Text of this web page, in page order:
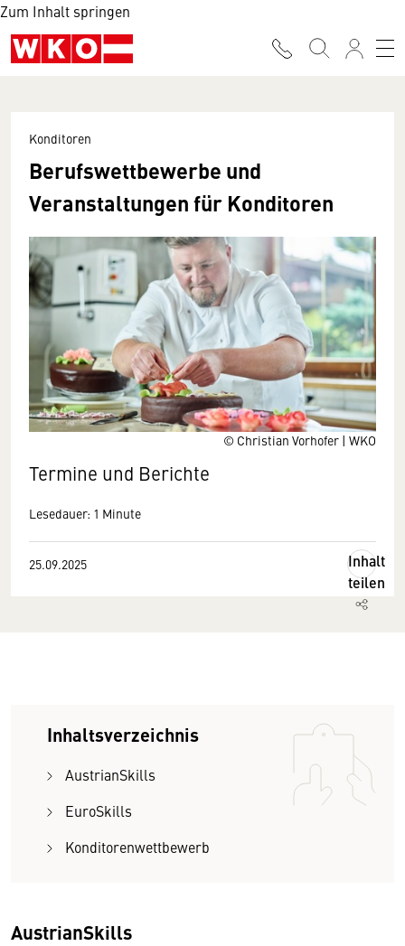
Zum Inhalt springen
© Christian Vorhofer | WKO
Konditoren
Berufswettbewerbe und
Veranstaltungen für Konditoren
Termine und Berichte
Lesedauer: 1 Minute
25.09.2025
Inhalt
teilen
Inhaltsverzeichnis
AustrianSkills
EuroSkills
Konditorenwettbewerb
AustrianSkills